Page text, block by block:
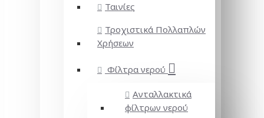
Ταινίες
Τροχιστικά Πολλαπλών
Χρήσεων
Φίλτρα νερού
Ανταλλακτικά
φίλτρων νερού